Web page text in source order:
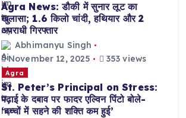
Agra News: डौकी में सुनार लूट का
खुलासा; 1.6 किलो चांदी, हथियार और 2
अपराधी गिरफ्तार
Abhimanyu Singh
November 12, 2025
353 views
Agra
St. Peter’s Principal on Stress:
पढ़ाई के दबाव पर फादर एल्विन पिंटो बोले-
‘बच्चों में सहने की शक्ति कम हुई’